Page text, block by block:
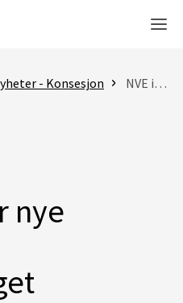
- Konsesjon NVE innfører nye miljøtiltak i Søavassdraget
nye